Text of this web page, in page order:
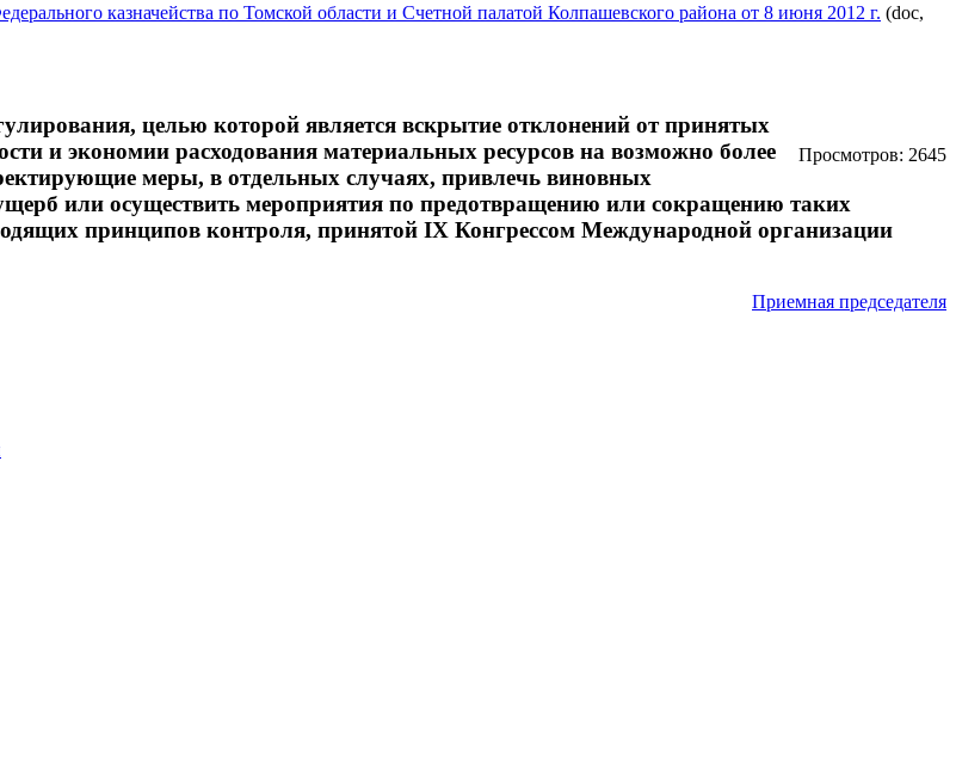
казначейства по Томской области и Счетной палатой Колпашевского района от 8 июня 2012 г. (doc,
Просмотров: 2645
целью которой является вскрытие отклонений от принятых
и экономии расходования материальных ресурсов на возможно более
меры, в отдельных случаях, привлечь виновных
или осуществить мероприятия по предотвращению или сокращению таких
принципов контроля, принятой IX Конгрессом Международной организации
Приемная председателя